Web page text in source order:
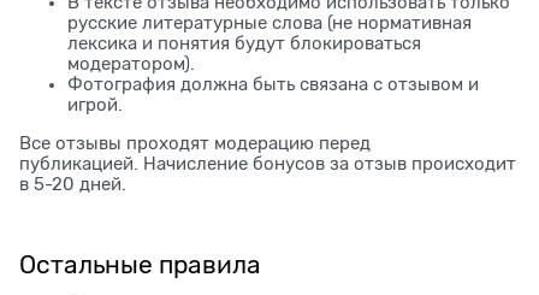
русские литературные слова (не нормативная
лексика и понятия будут блокироваться
модератором).
Фотография должна быть связана с отзывом и
игрой.
Все отзывы проходят модерацию перед
публикацией. Начисление бонусов за отзыв происходит
в 5-20 дней.
Остальные правила